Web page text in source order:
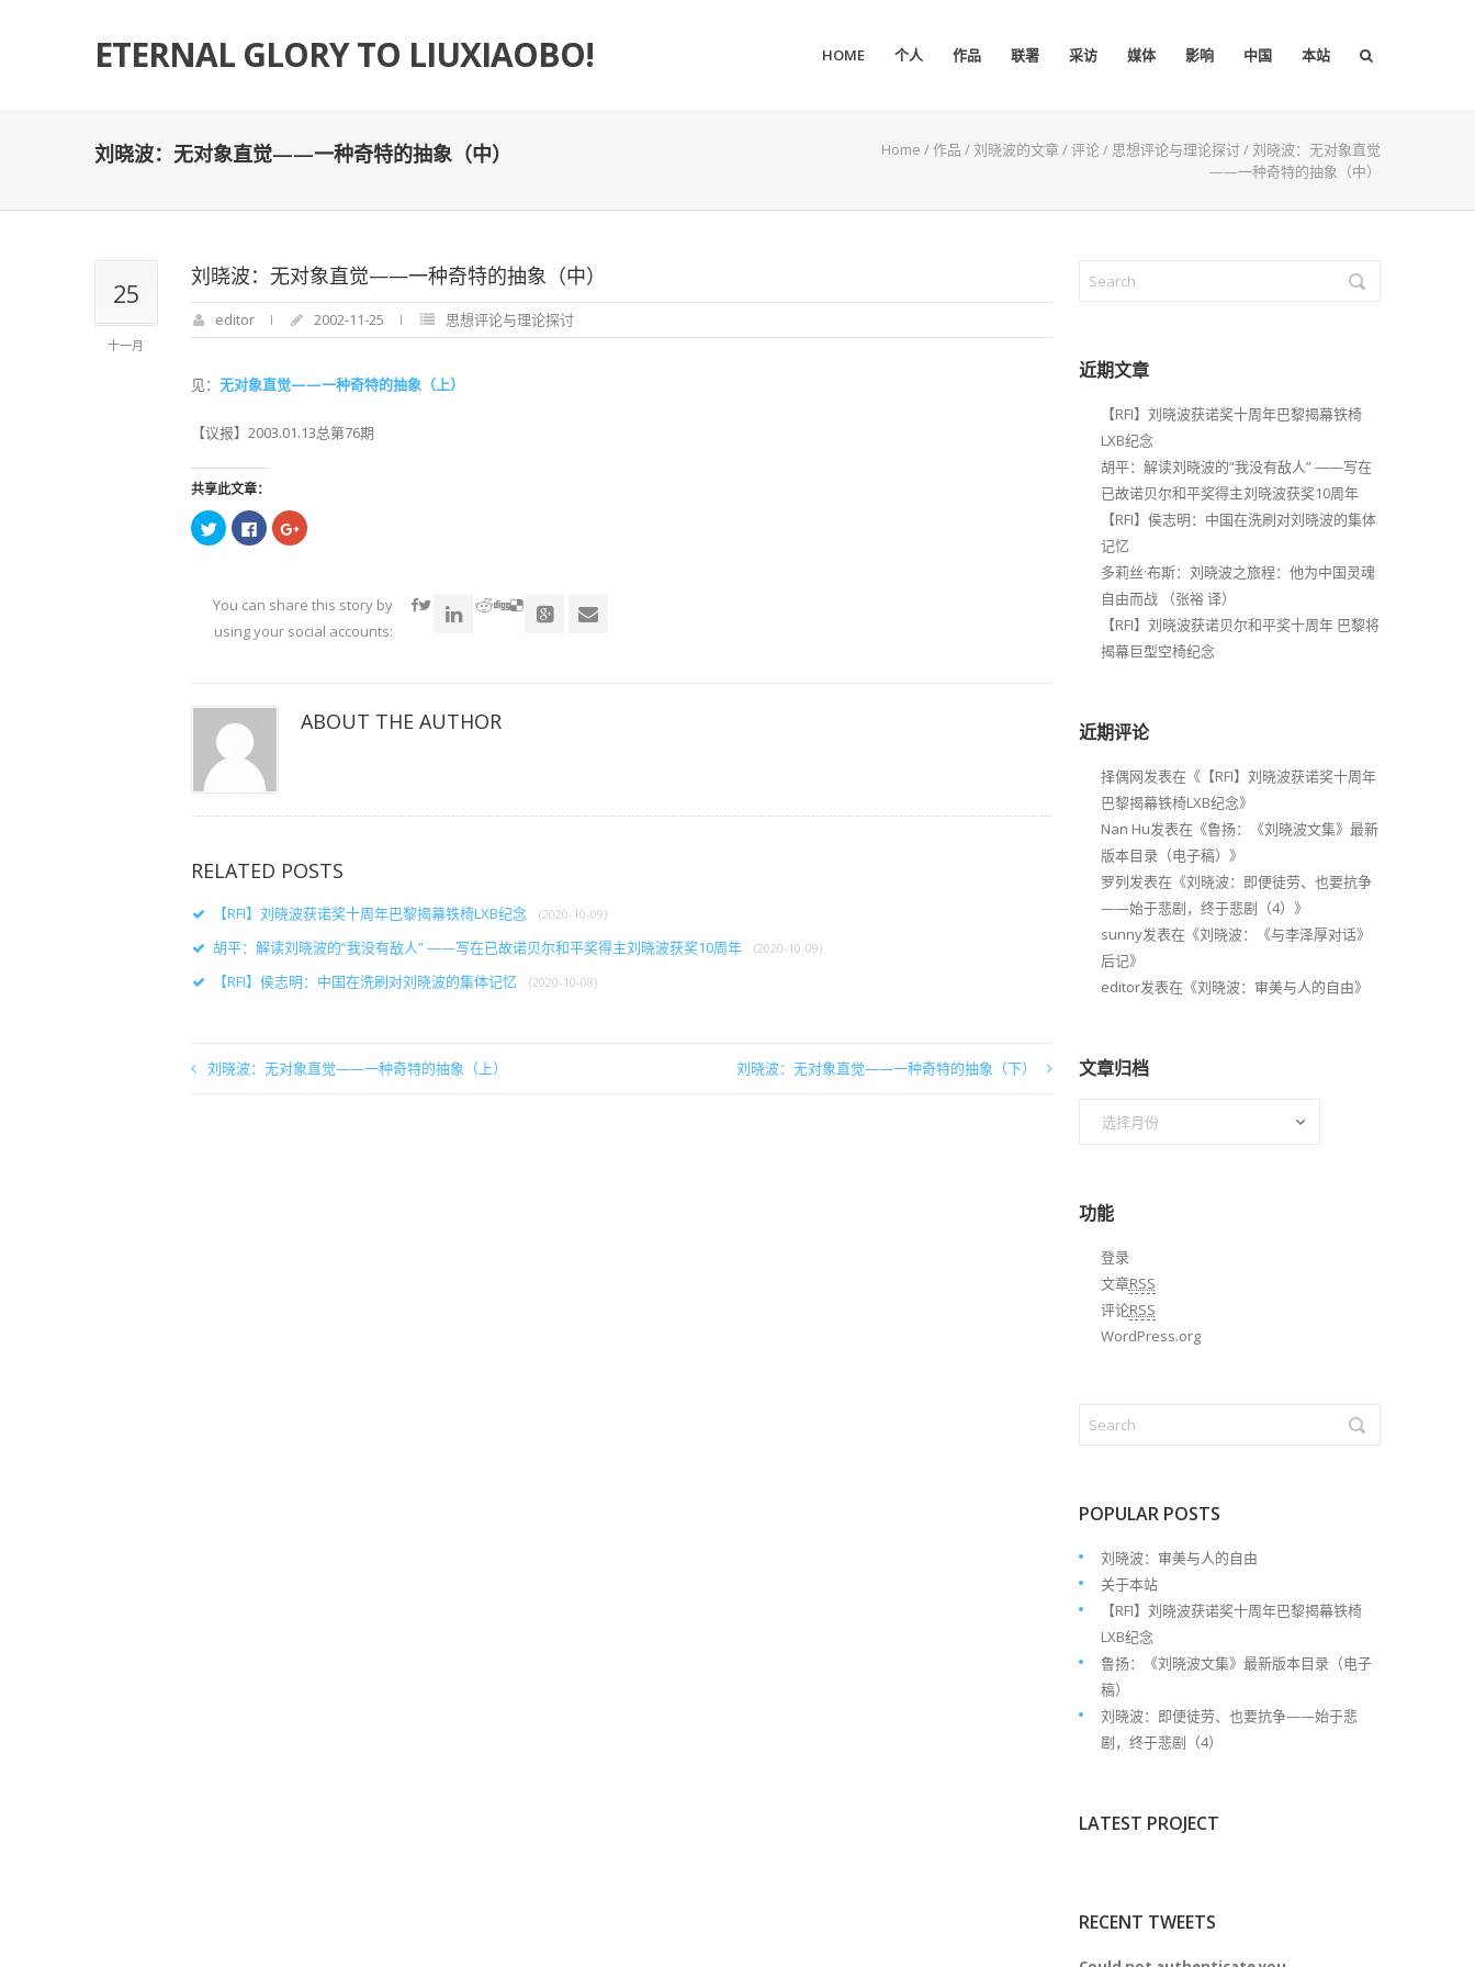
ETERNAL GLORY TO LIUXIAOBO! HOME 个人 作品 联署 采访 媒体 影响 中国 本站
刘晓波：无对象直觉——一种奇特的抽象（中） Home /作品 /刘晓波的文章/评论/ 思想评论与理论探讨/刘晓波：无对象直觉
——一种奇特的抽象（中）
25
十一月
刘晓波：无对象直觉——一种奇特的抽象（中）
editor 2002-11-25 思想评论与理论探讨
见： 无对象直觉——一种奇特的抽象（上）
【议报】2003.01.13总第76期
共享此文章：
点
击
共
享
（在
新
中
开）
点
击
共
享
（在
新
中
开）
点
击
共
享
（在
新
中
You can share this story by
using your social accounts:
ABOUT THE AUTHOR
RELATED POSTS
【RFI】刘晓波获诺奖十周年巴黎揭幕铁椅LXB纪念 (2020-10-09)
胡平：解读刘晓波的“我没有敌人” ——写在已故诺贝尔和平奖得主刘晓波获奖10周年 (2020-10-09)
【RFI】侯志明：中国在洗刷对刘晓波的集体记忆 (2020-10-08)
刘晓波：无对象直觉——一种奇特的抽象（上） 刘晓波：无对象直觉——一种奇特的抽象（下）
近期文章
【RFI】刘晓波获诺奖十周年巴黎揭幕铁椅
LXB纪念
胡平：解读刘晓波的“我没有敌人” ——写在
已故诺贝尔和平奖得主刘晓波获奖10周年
【RFI】侯志明：中国在洗刷对刘晓波的集体
记忆
多莉丝·布斯：刘晓波之旅程：他为中国灵魂
自由而战 （张裕 译）
【RFI】刘晓波获诺贝尔和平奖十周年 巴黎将
揭幕巨型空椅纪念
近期评论
择偶网发表在《【RFI】刘晓波获诺奖十周年
巴黎揭幕铁椅LXB纪念》
Nan Hu发表在《鲁扬：《刘晓波文集》最新
版本目录（电子稿） 》
罗列发表在《刘晓波：即便徒劳、也要抗争
——始于悲剧，终于悲剧（4） 》
sunny发表在《刘晓波：《与李泽厚对话》
后记》
editor发表在《刘晓波：审美与人的自由》
文章归档
功能
登录
文章RSS
评论RSS
WordPress.org
POPULAR POSTS
刘晓波：审美与人的自由
关于本站
【RFI】刘晓波获诺奖十周年巴黎揭幕铁椅
LXB纪念
鲁扬：《刘晓波文集》最新版本目录（电子
稿）
刘晓波：即便徒劳、也要抗争——始于悲
剧，终于悲剧（4）
LATEST PROJECT
RECENT TWEETS